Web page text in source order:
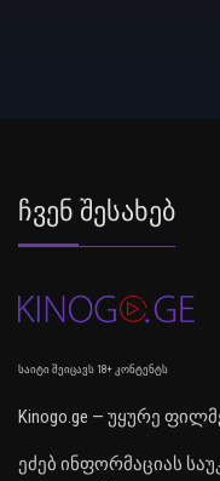
Ჩვენ Შესახებ
საიტი შეიცავს 18+ კონტენტს
Kinogo.ge — უყურე
ეძებ ინფორმაციას